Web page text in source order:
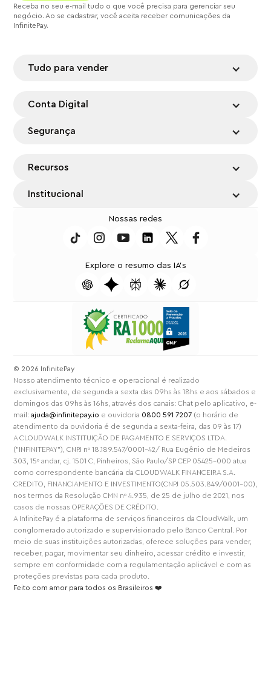
Tudo para vender
Conta Digital
Segurança
Recursos
Institucional
Receba no seu e-mail tudo o que você precisa para gerenciar seu
negócio. Ao se cadastrar, você aceita receber comunicações da
InfinitePay.
Nossas redes
Explore o resumo das IA's
⁠© 2026 InfinitePay
Nosso atendimento técnico e operacional é realizado
exclusivamente, de segunda a sexta das 09hs às 18hs e aos sábados e
domingos das 09hs às 16hs, através dos canais: Chat pelo aplicativo, e-
mail:ajuda@infinitepay.io e ouvidoria 0800 591 7207 (o horário de
atendimento da ouvidoria é de segunda a sexta-feira, das 09 às 17)
A CLOUDWALK INSTITUIÇÃO DE PAGAMENTO E SERVIÇOS LTDA.
("INFINITEPAY"), CNPJ nº 18.189.547/0001-42/ Rua Eugênio de Medeiros
303, 15º andar, cj. 1501 C, Pinheiros, São Paulo/SP CEP 05425-000 atua
como correspondente bancária da CLOUDWALK FINANCEIRA S.A.
CREDITO, FINANCIAMENTO E INVESTIMENTO(CNPJ 05.503.849/0001-00),
nos termos da Resolução CMN nº 4.935, de 25 de julho de 2021, nos
casos de nossas OPERAÇÕES DE CRÉDITO.
A InfinitePay é a plataforma de serviços financeiros da CloudWalk, um
conglomerado autorizado e supervisionado pelo Banco Central. Por
meio de suas instituições autorizadas, oferece soluções para vender,
receber, pagar, movimentar seu dinheiro, acessar crédito e investir,
sempre em conformidade com a regulamentação aplicável e com as
proteções previstas para cada produto.
Feito com amor para todos os Brasileiros ❤️